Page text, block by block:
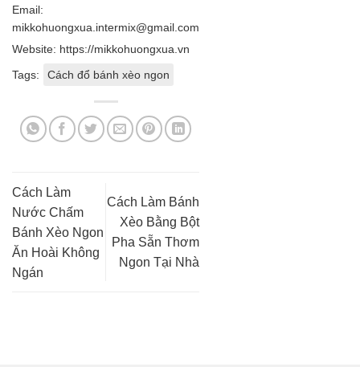
Email:
mikkohuongxua.intermix@gmail.com
Website: https://mikkohuongxua.vn
Tags:
Cách đổ bánh xèo ngon
Cách Làm
Nước Chấm
Bánh Xèo Ngon
Ăn Hoài Không
Ngán
Cách Làm Bánh
Xèo Bằng Bột
Pha Sẵn Thơm
Ngon Tại Nhà